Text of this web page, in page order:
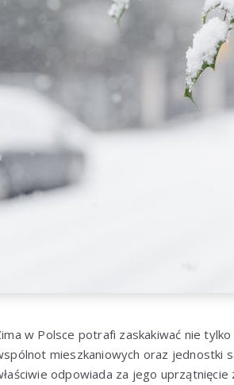
w Polsce potrafi zaskakiwać nie
mieszkaniowych oraz jednostki
odpowiada za jego